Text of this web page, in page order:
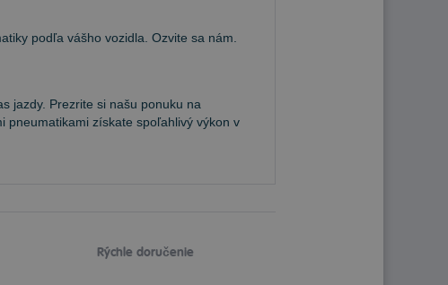
podľa vášho vozidla. Ozvite sa nám.
jazdy. Prezrite si našu ponuku na
pneumatikami získate spoľahlivý výkon v
Rýchle doručenie